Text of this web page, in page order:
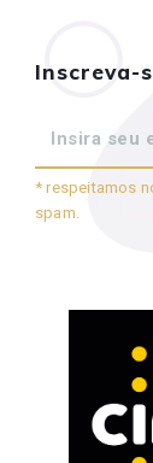
Inscreva-
* respeitamos
spam.